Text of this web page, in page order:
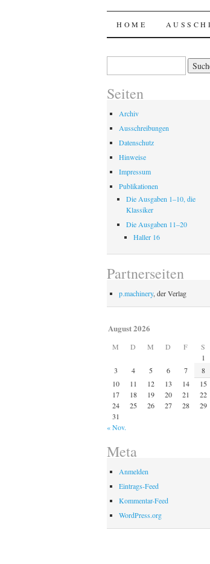
Haller @
SKIP
CONTENT
HOME
Seiten
Archiv
Ausschreibungen
Datenschutz
Hinweise
Impressum
Publikationen
Die Ausgaben 1–10, die
Klassiker
Die Ausgaben 11–20
Haller 16
Partnerseiten
p.machinery, der Verlag
August 2026
M D M D F S
1
3
4 5 6 7 8
10
11 12 13 14 15
17
18 19 20 21 22
24
25 26 27 28 29
31
« Nov.
Meta
Anmelden
Eintrags-Feed
Kommentar-Feed
WordPress.org